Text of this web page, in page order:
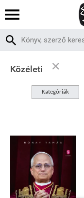
Közéleti
Kategóriák